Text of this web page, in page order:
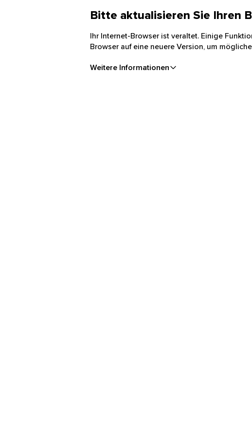
Bitte aktualisieren Sie Ihren
Ihr Internet-Browser ist veraltet. Einige
Browser auf eine neuere Version, um
Weitere Informationen